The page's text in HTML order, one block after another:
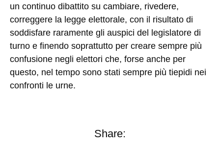
un continuo dibattito su cambiare, rivedere,
correggere la legge elettorale, con il risultato di
soddisfare raramente gli auspici del legislatore di
turno e finendo soprattutto per creare sempre più
confusione negli elettori che, forse anche per
questo, nel tempo sono stati sempre più tiepidi nei
confronti le urne.
Share: